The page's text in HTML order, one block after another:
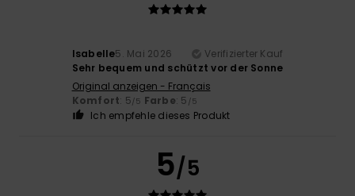
Isabelle5. Mai 2026
Verifizierter Kauf
Sehr bequem und schützt vor der Sonne
Original anzeigen - Français
Komfort: 5/5 Farbe: 5 /5
Ich empfehle dieses Produkt
5/5